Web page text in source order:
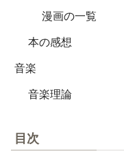
漫画の一覧
本の感想
音楽
音楽理論
目次